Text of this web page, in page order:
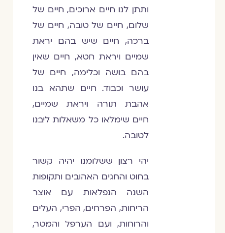
ותתן לנו חיים ארוכים, חיים של
שלום, חיים של טובה, חיים של
ברכה, חיים שיש בהם יראת
שמיים ויראת חטא, חיים שאין
בהם בושה וכלימה, חיים של
עושר וכבוד. חיים שתהא בנו
אהבת תורה ויראת שמיים,
חיים שימלאו כל משאלות ליבנו
לטובה.
יהי רצון ששלומנו יהיה קשור
בחוט והחגים האהובים ותקופות
השנה הנפלאות עם אוצר
הריחות, הפרחים, הפרי, העלים
והרוחות, ועם הערפל והמטר,